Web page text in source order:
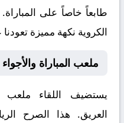
طابعاً خاصاً على
الكروية نكهة مميزة
ملعب المباراة
يستضيف اللقاء ملعب
العريق. هذا الصرح